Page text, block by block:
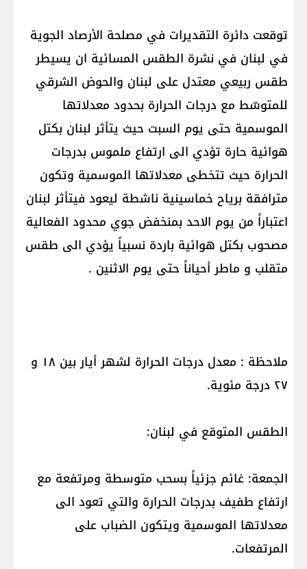
توقعت دائرة التقديرات في مصلحة الأرصاد الجوية
في لبنان في نشرة الطقس المسائية ان يسيطر
طقس ربيعي معتدل على لبنان والحوض الشرقي
للمتوسّط مع درجات الحرارة بحدود معدلاتها
الموسمية حتى يوم السبت حيث يتأثر لبنان بكتل
هوائية حارة تؤدي الى ارتفاع ملموس بدرجات
الحرارة حيث تتخطى معدلاتها الموسمية وتكون
مترافقة برياح خماسينية ناشطة ليعود فيتأثر لبنان
اعتباراً من يوم الاحد بمنخفض جوي محدود الفعالية
مصحوب بكتل هوائية باردة نسبياً يؤدي الى طقس
متقلب و ماطر أحياناً حتى يوم الاثنين .
ملاحظة : معدل درجات الحرارة لشهر أيار بين ١٨ و
٢٧ درجة مئوية.
الطقس المتوقع في لبنان:
الجمعة: غائم جزئياً بسحب متوسطة ومرتفعة مع
ارتفاع طفيف بدرجات الحرارة والتي تعود الى
معدلاتها الموسمية ويتكون الضباب على
المرتفعات.